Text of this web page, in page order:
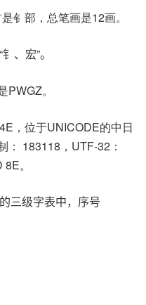
钅部，总笔画是12画。
、宏”。
PWGZ。
，位于UNICODE的中日
： 183118，UTF-32：
。
三级字表中，序号